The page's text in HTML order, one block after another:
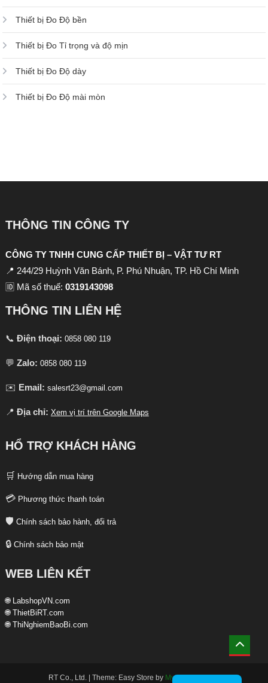
Thiết bị Đo Độ bền
Thiết bị Đo Tỉ trọng và độ mịn
Thiết bị Đo Độ dày
Thiết bị Đo Độ mài mòn
THÔNG TIN CÔNG TY
CÔNG TY TNHH CUNG CẤP THIẾT BỊ – VẬT TƯ RT
📍 244/29 Huỳnh Văn Bánh, P. Phú Nhuận, TP. Hồ Chí Minh
🆔 Mã số thuế: 0319143098
THÔNG TIN LIÊN HỆ
📞 Điện thoại: 0858 080 119
💬 Zalo: 0858 080 119
✉️ Email: salesrt23@gmail.com
📍 Địa chỉ: Xem vị trí trên Google Maps
HỔ TRỢ KHÁCH HÀNG
🛒 Hướng dẫn mua hàng
💳 Phương thức thanh toán
🛡️ Chính sách bảo hành, đổi trả
🔒 Chính sách bảo mật
WEB LIÊN KẾT
🌐 LabshopVN.com
🌐 ThietBiRT.com
🌐 ThiNghiemBaoBi.com
RT Co., Ltd. | Theme: Easy Store by Mystery Themes.